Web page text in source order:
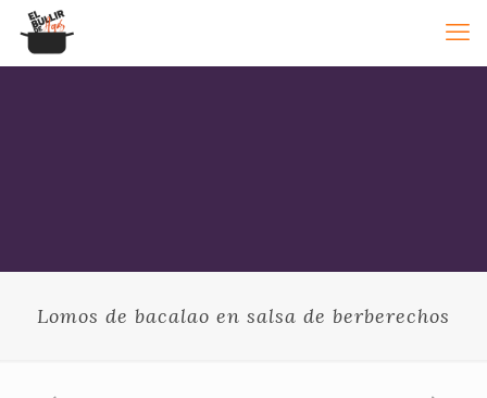
Lomos de bacalao en salsa de berberechos